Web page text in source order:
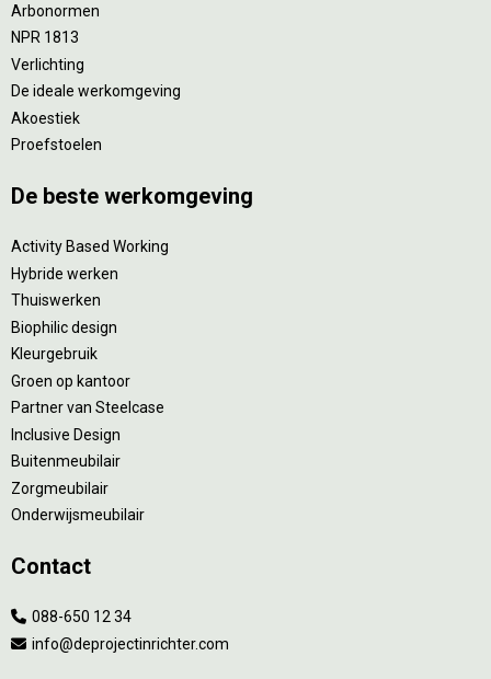
Arbonormen
NPR 1813
Verlichting
De ideale werkomgeving
Akoestiek
Proefstoelen
De beste werkomgeving
Activity Based Working
Hybride werken
Thuiswerken
Biophilic design
Kleurgebruik
Groen op kantoor
Partner van Steelcase
Inclusive Design
Buitenmeubilair
Zorgmeubilair
Onderwijsmeubilair
Contact
088-650 12 34
info@deprojectinrichter.com